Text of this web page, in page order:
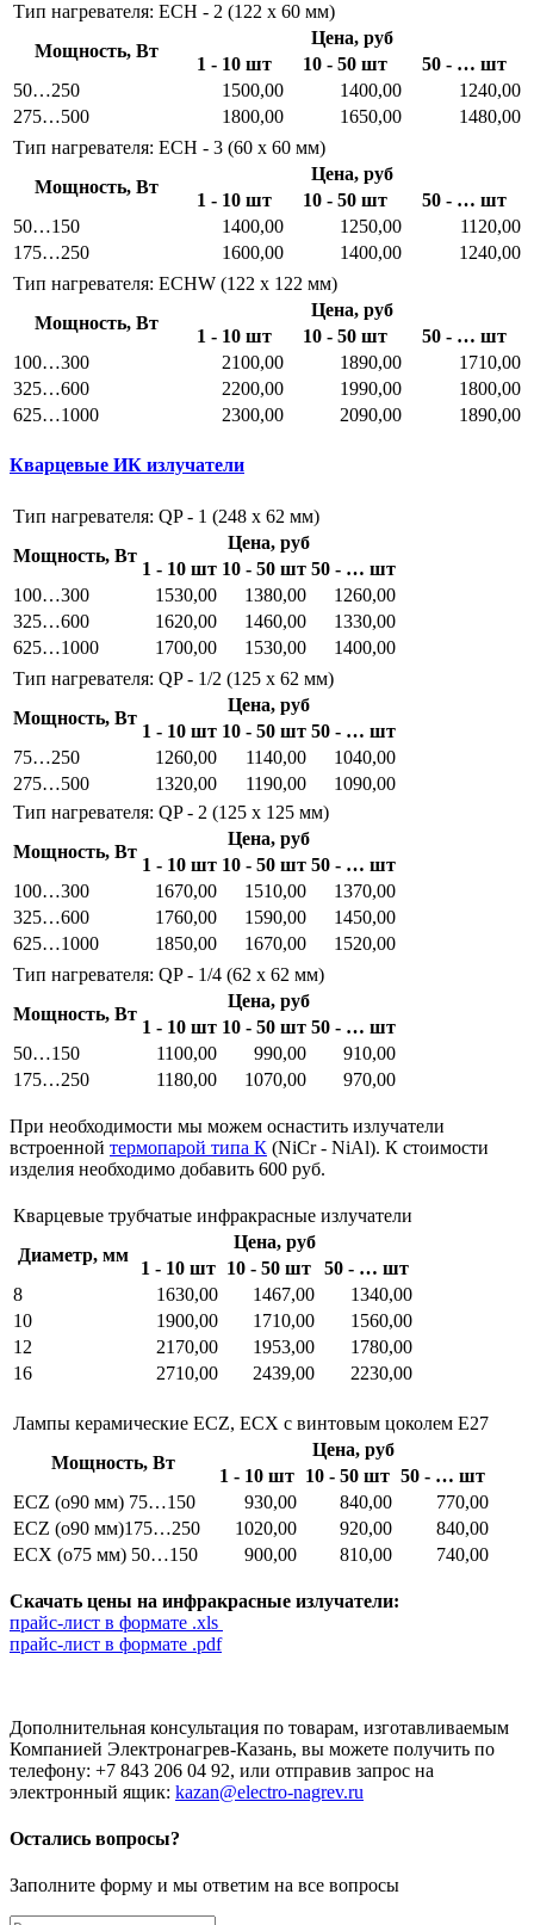
Тип нагревателя: ECН - 2 (122 x 60 мм)
Мощность, Вт
Цена, руб
1 - 10 шт
10 - 50 шт
50 - … шт
50…250
1500,00 1400,00
1240,00
275…500
1800,00 1650,00
1480,00
Тип нагревателя: ECН - 3 (60 x 60 мм)
Мощность, Вт
Цена, руб
1 - 10 шт
10 - 50 шт
50 - … шт
50…150
1400,00 1250,00
1120,00
175…250
1600,00 1400,00
1240,00
Тип нагревателя: ECHW (122 x 122 мм)
Мощность, Вт
Цена, руб
1 - 10 шт
10 - 50 шт
50 - … шт
100…300
2100,00 1890,00
1710,00
325…600
2200,00 1990,00
1800,00
625…1000
2300,00 2090,00 1890,00
Кварцевые ИК излучатели
Тип нагревателя: QP - 1 (248 x 62 мм)
Мощность, Вт
Цена, руб
1 - 10 шт 10 - 50 шт 50 - … шт
100…300
1530,00 1380,00
1260,00
325…600
1620,00 1460,00
1330,00
625…1000
1700,00 1530,00
1400,00
Тип нагревателя: QP - 1/2 (125 x 62 мм)
Мощность, Вт
Цена, руб
1 - 10 шт 10 - 50 шт 50 - … шт
75…250
1260,00 1140,00
1040,00
275…500
1320,00 1190,00
1090,00
Тип нагревателя: QP - 2 (125 x 125 мм)
Мощность, Вт
Цена, руб
1 - 10 шт 10 - 50 шт 50 - … шт
100…300
1670,00 1510,00
1370,00
325…600
1760,00 1590,00
1450,00
625…1000
1850,00 1670,00
1520,00
Тип нагревателя: QP - 1/4 (62 x 62 мм)
Мощность, Вт
Цена, руб
1 - 10 шт 10 - 50 шт 50 - … шт
50…150
1100,00 990,00
910,00
175…250
1180,00 1070,00 970,00
При необходимости мы можем оснастить излучатели
встроенной термопарой типа К (NiCr - NiAl). К стоимости
изделия необходимо добавить 600 руб.
Кварцевые трубчатые инфракрасные излучатели
Диаметр, мм
Цена, руб
1 - 10 шт
10 - 50 шт
50 - … шт
8
1630,00 1467,00
1340,00
10
1900,00 1710,00
1560,00
12
2170,00 1953,00
1780,00
16
2710,00 2439,00 2230,00
Лампы керамические ECZ, ECX с винтовым цоколем Е27
Мощность, Вт
Цена, руб
1 - 10 шт 10 - 50 шт 50 - … шт
ECZ (o90 мм) 75…150
930,00 840,00
770,00
ECZ (o90 мм)175…250
1020,00 920,00
840,00
ECХ (o75 мм) 50…150
900,00 810,00 740,00
Скачать цены на инфракрасные излучатели:
прайс-лист в формате .xls
прайс-лист в формате .pdf
Дополнительная консультация по товарам, изготавливаемым
Компанией Электронагрев-Казань, вы можете получить по
телефону: +7 843 206 04 92, или отправив запрос на
электронный ящик: kazan@electro-nagrev.ru
Остались вопросы?
Заполните форму и мы ответим на все вопросы